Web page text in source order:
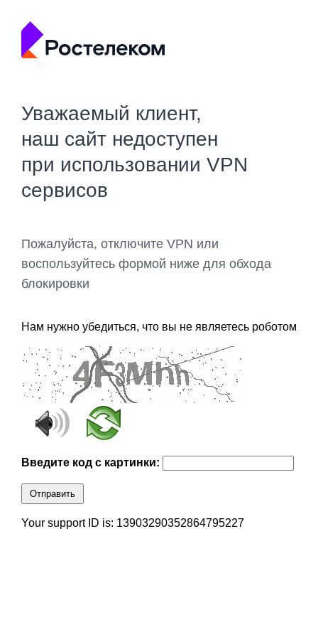
Уважаемый клиент,
наш сайт недоступен
при использовании VPN
сервисов
Пожалуйста, отключите VPN или
воспользуйтесь формой ниже для обхода
блокировки
Нам нужно убедиться, что вы не являетесь роботом
Введите код с картинки:
Отправить
Your support ID is: 13903290352864795227